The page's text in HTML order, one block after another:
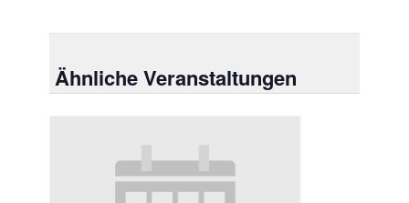
Ähnliche Veranstaltungen